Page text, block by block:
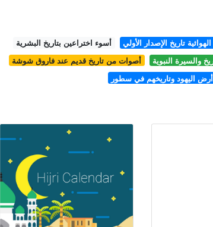
أسوء اختراعين بتاريخ البشرية
أصوات من تاريخ قديم عند فاروق شوشة
والسيرة النبوية
اليهود وتاريخهم في سطور